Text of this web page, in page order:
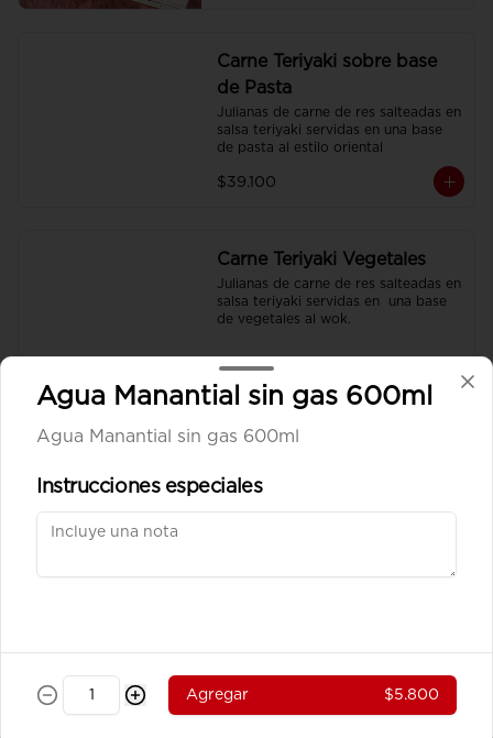
Carne Teriyaki sobre base
de Pasta
Julianas de carne de res salteadas en
salsa teriyaki servidas en una base
de pasta al estilo oriental
$39.100
Carne Teriyaki Vegetales
Julianas de carne de res salteadas en
salsa teriyaki servidas en  una base
de vegetales al wok.
$39.100
Vegetales
$37.800
Pollo Teriyaki sobre base de
Julianas de pechuga de pollo
Agua Manantial sin gas 600ml
Agua Manantial sin gas 600ml
Instrucciones especiales
Agregar $5.800